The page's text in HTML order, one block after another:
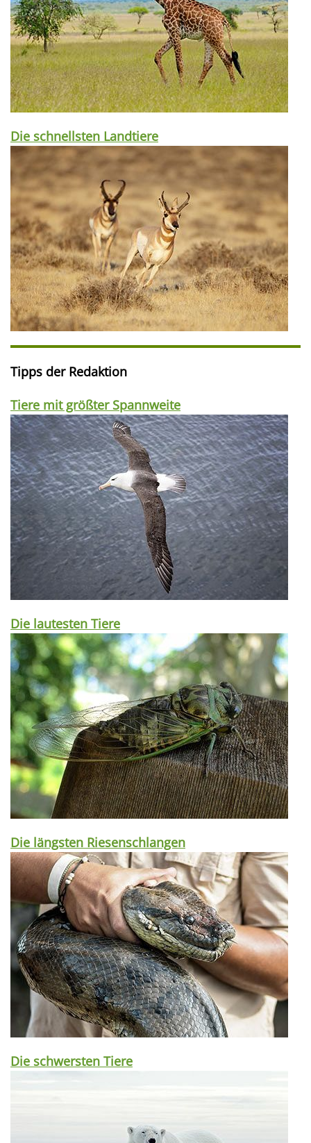
Die schnellsten Landtiere
Tipps der Redaktion
Tiere mit größter Spannweite
Die lautesten Tiere
Die längsten Riesenschlangen
Die schwersten Tiere